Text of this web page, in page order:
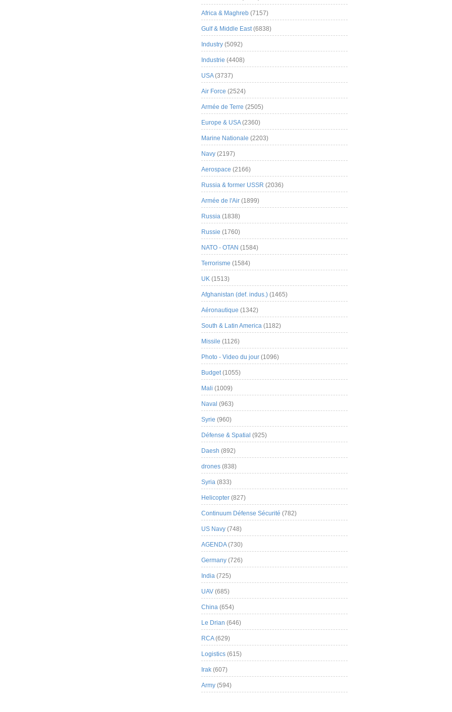
Africa & Maghreb (7157)
Gulf & Middle East(6838)
Industry (5092)
Industrie (4408)
USA(3737)
Air Force (2524)
Armée de Terre (2505)
Europe & USA(2360)
Marine Nationale (2203)
Navy (2197)
Aerospace (2166)
Russia & former USSR (2036)
Armée de l'Air (1899)
Russia (1838)
Russie (1760)
NATO - OTAN (1584)
Terrorisme (1584)
UK (1513)
Afghanistan (def. indus.) (1465)
Aéronautique (1342)
South & Latin America (1182)
Missile (1126)
Photo - Video du jour (1096)
Budget(1055)
Mali (1009)
Naval (963)
Syrie (960)
Défense & Spatial (925)
Daesh (892)
drones (838)
Syria (833)
Helicopter (827)
Continuum Défense Sécurité (782)
US Navy (748)
AGENDA(730)
Germany (726)
India (725)
UAV (685)
China (654)
Le Drian (646)
RCA(629)
Logistics (615)
Irak (607)
Army (594)